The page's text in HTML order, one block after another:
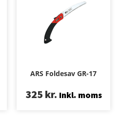
ARS Foldesav GR-17
325 kr. Inkl. moms